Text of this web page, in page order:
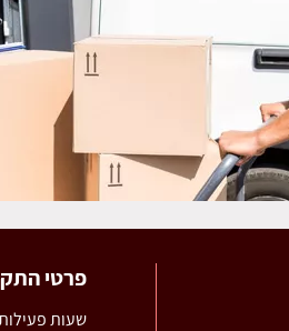
פרטי
שעות